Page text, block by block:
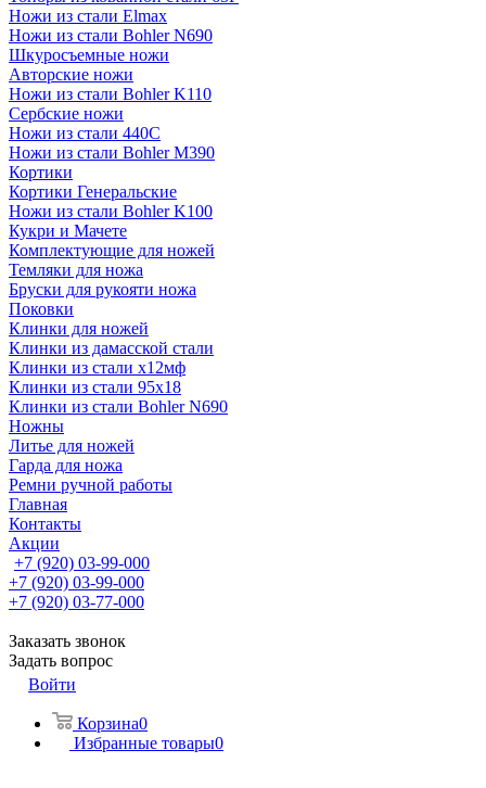
Ножи из стали Elmax
Ножи из стали Bohler N690
Шкуросъемные ножи
Авторские ножи
Ножи из стали Bohler K110
Сербские ножи
Ножи из стали 440С
Ножи из стали Bohler M390
Кортики
Кортики Генеральские
Ножи из стали Bohler K100
Кукри и Мачете
Комплектующие для ножей
Темляки для ножа
Бруски для рукояти ножа
Поковки
Клинки для ножей
Клинки из дамасской стали
Клинки из стали х12мф
Клинки из стали 95х18
Клинки из стали Bohler N690
Ножны
Литье для ножей
Гарда для ножа
Ремни ручной работы
Главная
Контакты
Акции
+7 (920) 03-99-000
+7 (920) 03-99-000
+7 (920) 03-77-000
Заказать звонок
Задать вопрос
Войти
Корзина0
Избранные товары0